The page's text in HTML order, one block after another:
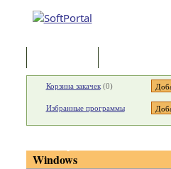
Корзина закачек(0)
Избранные программы
Windows